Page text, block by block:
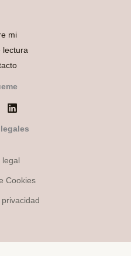
mi
lectura
legal
Cookies